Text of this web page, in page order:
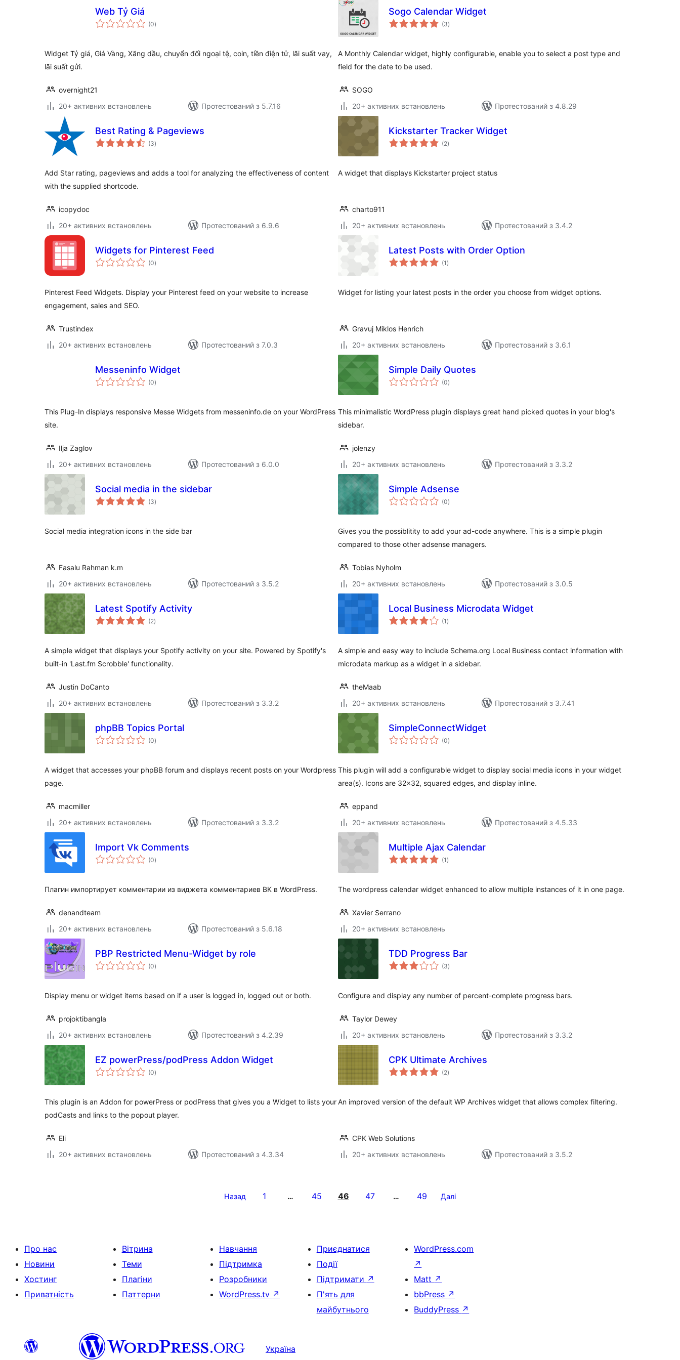
Web Tỷ Giá
(0загальний
рейтинг
)
Widget Tỷ giá, Giá Vàng, Xăng dầu, chuyển đổi ngoại tệ, coin, tiền điện tử, lãi suất vay,
lãi suất gửi.
overnight21
20+ активних встановлень
Протестований з 5.7.16
Sogo Calendar Widget
(3загальний
рейтинг
)
A Monthly Calendar widget, highly configurable, enable you to select a post type and
field for the date to be used.
SOGO
20+ активних встановлень
Протестований з 4.8.29
Best Rating & Pageviews
(3загальний
рейтинг
)
Add Star rating, pageviews and adds a tool for analyzing the effectiveness of content
with the supplied shortcode.
icopydoc
20+ активних встановлень
Протестований з 6.9.6
Kickstarter Tracker Widget
(2загальний
рейтинг
)
A widget that displays Kickstarter project status
charto911
20+ активних встановлень
Протестований з 3.4.2
Widgets for Pinterest Feed
(0загальний
рейтинг
)
Pinterest Feed Widgets. Display your Pinterest feed on your website to increase
engagement, sales and SEO.
Trustindex
20+ активних встановлень
Протестований з 7.0.3
Latest Posts with Order Option
(1 загальний
рейтинг
)
Widget for listing your latest posts in the order you choose from widget options.
Gravuj Miklos Henrich
20+ активних встановлень
Протестований з 3.6.1
Messeninfo Widget
(0загальний
рейтинг
)
This Plug-In displays responsive Messe Widgets from messeninfo.de on your WordPress
site.
Ilja Zaglov
20+ активних встановлень
Протестований з 6.0.0
Simple Daily Quotes
(0загальний
рейтинг
)
This minimalistic WordPress plugin displays great hand picked quotes in your blog's
sidebar.
jolenzy
20+ активних встановлень
Протестований з 3.3.2
Social media in the sidebar
(3загальний
рейтинг
)
Social media integration icons in the side bar
Fasalu Rahman k.m
20+ активних встановлень
Протестований з 3.5.2
Simple Adsense
(0загальний
рейтинг
)
Gives you the possiblitity to add your ad-code anywhere. This is a simple plugin
compared to those other adsense managers.
Tobias Nyholm
20+ активних встановлень
Протестований з 3.0.5
Latest Spotify Activity
(2загальний
рейтинг
)
A simple widget that displays your Spotify activity on your site. Powered by Spotify's
built-in 'Last.fm Scrobble' functionality.
Justin DoCanto
20+ активних встановлень
Протестований з 3.3.2
Local Business Microdata Widget
(1 загальний
рейтинг
)
A simple and easy way to include Schema.org Local Business contact information with
microdata markup as a widget in a sidebar.
theMaab
20+ активних встановлень
Протестований з 3.7.41
phpBB Topics Portal
(0загальний
рейтинг
)
A widget that accesses your phpBB forum and displays recent posts on your Wordpress
page.
macmiller
20+ активних встановлень
Протестований з 3.3.2
SimpleConnectWidget
(0загальний
рейтинг
)
This plugin will add a configurable widget to display social media icons in your widget
area(s). Icons are 32×32, squared edges, and display inline.
eppand
20+ активних встановлень
Протестований з 4.5.33
Import Vk Comments
(0загальний
рейтинг
)
Плагин импортирует комментарии из виджета комментариев ВК в WordPress.
denandteam
20+ активних встановлень
Протестований з 5.6.18
Multiple Ajax Calendar
(1 загальний
рейтинг
)
The wordpress calendar widget enhanced to allow multiple instances of it in one page.
Xavier Serrano
20+ активних встановлень
PBP Restricted Menu-Widget by role
(0загальний
рейтинг
)
Display menu or widget items based on if a user is logged in, logged out or both.
projoktibangla
20+ активних встановлень
Протестований з 4.2.39
TDD Progress Bar
(3загальний
рейтинг
)
Configure and display any number of percent-complete progress bars.
Taylor Dewey
20+ активних встановлень
Протестований з 3.3.2
EZ powerPress/podPress Addon Widget
(0загальний
рейтинг
)
This plugin is an Addon for powerPress or podPress that gives you a Widget to lists your
podCasts and links to the popout player.
Eli
20+ активних встановлень
Протестований з 4.3.34
CPK Ultimate Archives
(2загальний
рейтинг
)
An improved version of the default WP Archives widget that allows complex filtering.
CPK Web Solutions
20+ активних встановлень
Протестований з 3.5.2
Назад 1 … 45 46 47 … 49 Далі
Про нас
Новини
Хостинг
Приватність
Вітрина
Теми
Плагіни
Паттерни
Навчання
Підтримка
Розробники
WordPress.tv ↗
Приєднатися
Події
Підтримати ↗
П'ять для
майбутнього
WordPress.com
↗
Matt ↗
bbPress ↗
BuddyPress ↗
Україна